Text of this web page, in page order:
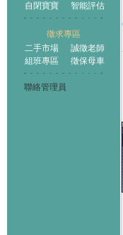
自閉寶寶
智能評估
徵求專區
二手市場
誠徵老師
組班專區
徵保母車
聯絡管理員